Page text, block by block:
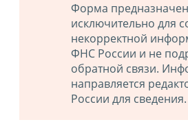
Форма
исключительно для
некорректной
ФНС России и не
обратной связи.
направляется
России для сведения.